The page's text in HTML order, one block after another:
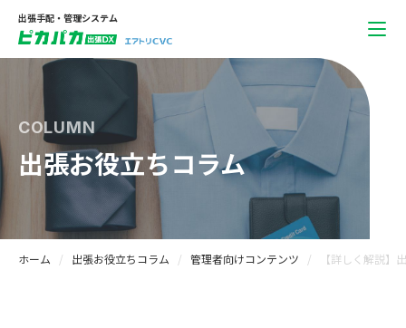
出張手配・管理システム
COLUMN
出張お役立ちコラム
ホーム 出張お役立ちコラム 管理者向けコンテンツ 【詳しく解説